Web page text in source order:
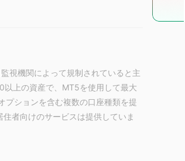
視機関によって規制されていると主
上の資産で、MT5を使用して最大
プションを含む複数の口座種類を提
者向けのサービスは提供していま